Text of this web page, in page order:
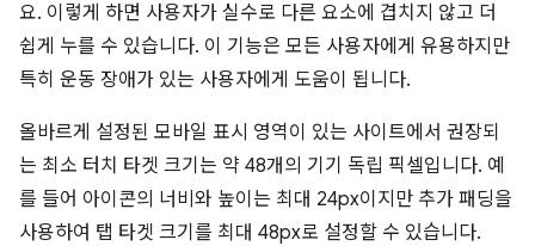
요. 이렇게 하면 사용자가 실수로 다른 요소에 겹치지 않고 더
쉽게 누를 수 있습니다. 이 기능은 모든 사용자에게 유용하지만
특히 운동 장애가 있는 사용자에게 도움이 됩니다.
올바르게 설정된 모바일 표시 영역이 있는 사이트에서 권장되
는 최소 터치 타겟 크기는 약 48개의 기기 독립 픽셀입니다. 예
를 들어 아이콘의 너비와 높이는 최대 24px이지만 추가 패딩을
사용하여 탭 타겟 크기를 최대 48px로 설정할 수 있습니다.